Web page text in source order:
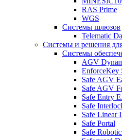
RAS Prime
WGS
Системы шлюзов
Telematic
Системы и решения
Системы
AGV
EnforceKey
Safe AGV
Safe AGV
Safe Entry
Safe
Safe Linear
Safe Portal
Safe